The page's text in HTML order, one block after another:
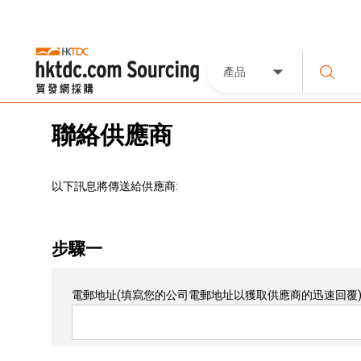
產品
聯絡供應商
以下訊息將傳送給供應商:
步驟一
電郵地址(填寫您的公司電郵地址以獲取供應商的迅速回覆)